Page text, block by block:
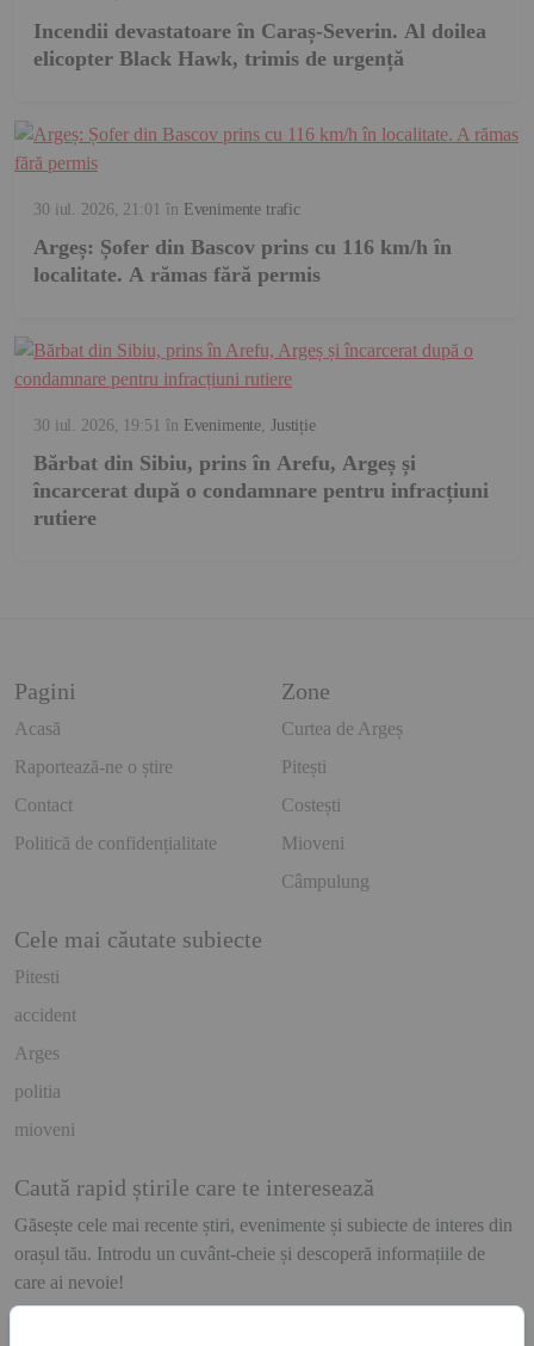
Incendii devastatoare în Caraș-Severin. Al doilea
elicopter Black Hawk, trimis de urgență
30 iul. 2026, 21:01 în Evenimente trafic
Argeș: Șofer din Bascov prins cu 116 km/h în
localitate. A rămas fără permis
30 iul. 2026, 19:51 în Evenimente ,Justiție
Bărbat din Sibiu, prins în Arefu, Argeș și
încarcerat după o condamnare pentru infracțiuni
rutiere
Pagini
Acasă
Raportează-ne o știre
Contact
Politică de confidențialitate
Zone
Curtea de Argeș
Pitești
Costești
Mioveni
Câmpulung
Cele mai căutate subiecte
Pitesti
accident
Arges
politia
mioveni
Caută rapid știrile care te interesează
Găsește cele mai recente știri, evenimente și subiecte de interes din
orașul tău. Introdu un cuvânt-cheie și descoperă informațiile de
care ai nevoie!